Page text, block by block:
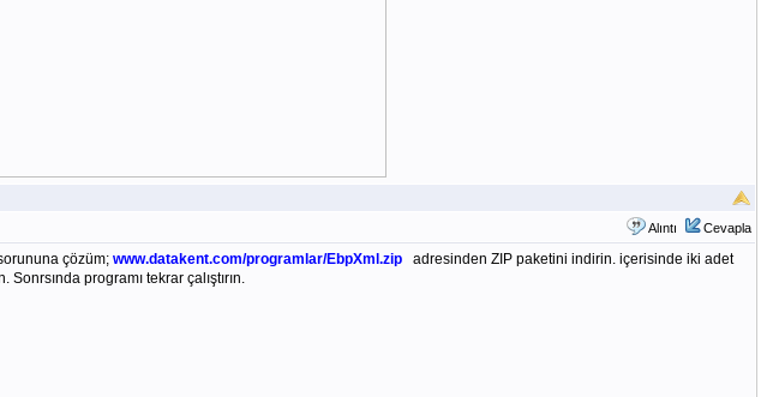
Alıntı Cevapla
çözüm; www.datakent.com/programlar/EbpXml.zipadresinden ZIP paketini indirin. içerisinde iki adet
programı tekrar çalıştırın.